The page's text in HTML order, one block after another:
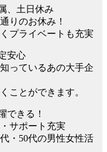
、土日休み
りのお休み！
プライベートも充実
安心
っているあの大手企
ことができます。
できる！
サポート充実
・50代の男性女性活